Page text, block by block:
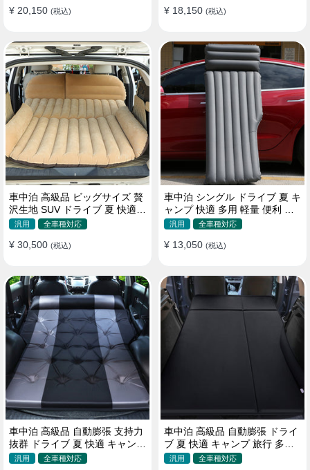
¥ 20,150 (税込) ¥ 18,150 (税込)
車中泊 高級品 ビッグサイズ 贅
沢生地 SUV ドライブ 夏 快適
キャンプ 旅行 収納便利 エアー
汎用 全車種対応
¥ 30,500 (税込)
車中泊 シングル ドライブ 夏 キ
ャンプ 快適 多用 軽量 便利 省
スペース 旅行 エアーベッド
汎用 全車種対応
¥ 13,050 (税込)
車中泊 高級品 自動膨張 支持力
抜群 ドライブ 夏 快適 キャンプ
旅行 省スペース エアーベッド
汎用 全車種対応
車中泊 高級品 自動膨張 ドライ
ブ 夏 快適 キャンプ 旅行 多用
取付簡単 収納便利 エアーベッ
汎用 全車種対応